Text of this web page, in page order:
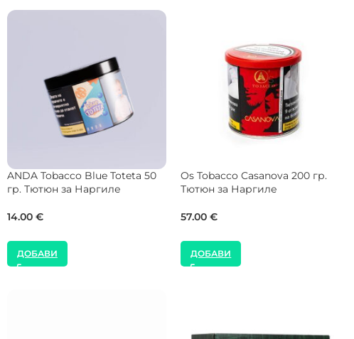
Musthave Tobacco Berry Mors
25 гр. Тютюн за Наргиле
9.00€
ДОБАВИ
Musthave Tobacco Honey Holls
125 гр. Тютюн за Наргиле
41.00 €
ДОБАВИ